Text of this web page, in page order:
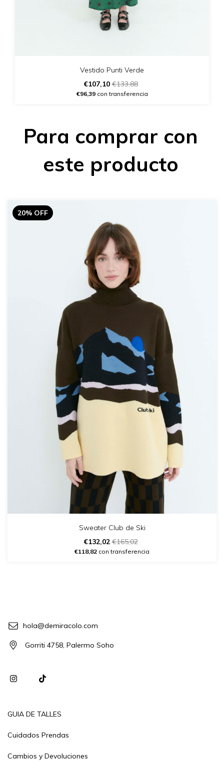
Vestido Punti Verde
€107,10€133,88
€96,39con transferencia
Para comprar con
este producto
20% OFF
Sweater Club de Ski
€132,02€165,02
€118,82 con transferencia
hola@demiracolo.com
Gorriti 4758, Palermo Soho
GUIA DE TALLES
Cuidados Prendas
Cambios y Devoluciones